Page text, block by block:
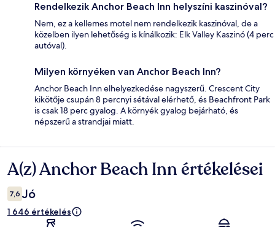
Rendelkezik Anchor Beach Inn helyszíni kaszinóval?
Nem, ez a kellemes motel nem rendelkezik kaszinóval, de a
közelben ilyen lehetőség is kínálkozik: Elk Valley Kaszinó (4 perc
autóval).
Milyen környéken van Anchor Beach Inn?
Anchor Beach Inn elhelyezkedése nagyszerű. Crescent City
kikötője csupán 8 percnyi sétával elérhető, és Beachfront Park
is csak 18 perc gyalog. A környék gyalog bejárható, és
népszerű a strandjai miatt.
Értékelések
A(z) Anchor Beach Inn értékelései
7,6 Jó
1 646 értékelés